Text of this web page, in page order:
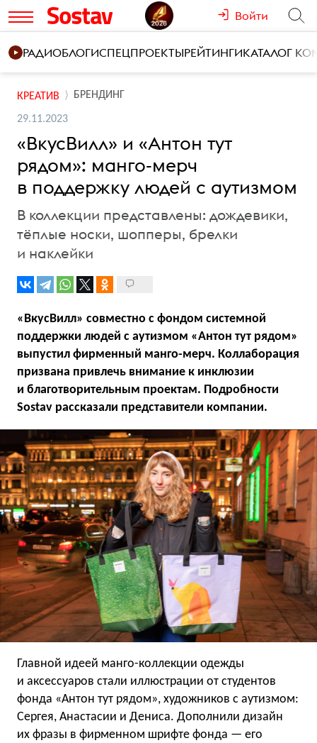
Войти
РАДИОБЛОГИСПЕЦПРОЕКТЫРЕЙТИНГИКАТАЛОГ
КРЕАТИВ БРЕНДИНГ
29.11.2023
«ВкусВилл» и «Антон тут
рядом»: манго-мерч
в поддержку людей с аутизмом
В коллекции представлены: дождевики,
тёплые носки, шопперы, брелки
и наклейки
«ВкусВилл» совместно с фондом системной
поддержки людей с аутизмом «Антон тут рядом»
выпустил фирменный манго-мерч. Коллаборация
призвана привлечь внимание к инклюзии
и благотворительным проектам. Подробности
Sostav рассказали представители компании.
Главной идеей манго-коллекции одежды
и аксессуаров стали иллюстрации от студентов
фонда «Антон тут рядом», художников с аутизмом:
Сергея, Анастасии и Дениса. Дополнили дизайн
их фразы в фирменном шрифте фонда — его